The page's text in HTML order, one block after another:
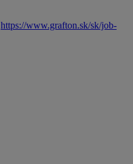
https://www.grafton.sk/sk/job-